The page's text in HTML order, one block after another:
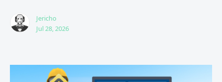
Jericho
Jul 28, 2026